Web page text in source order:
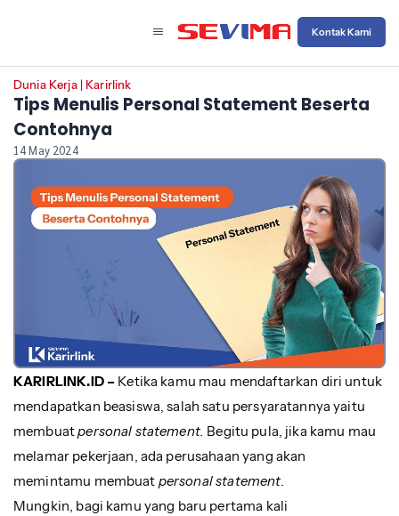
Kontak Kami
Dunia Kerja| Karirlink
Tips Menulis Personal Statement Beserta
Contohnya
14 May 2024
KARIRLINK.ID – Ketika kamu mau mendaftarkan diri untuk
mendapatkan beasiswa, salah satu persyaratannya yaitu
membuatpersonal statement. Begitu pula, jika kamu mau
melamar pekerjaan, ada perusahaan yang akan
memintamu membuat personal statement.
Mungkin, bagi kamu yang baru pertama kali